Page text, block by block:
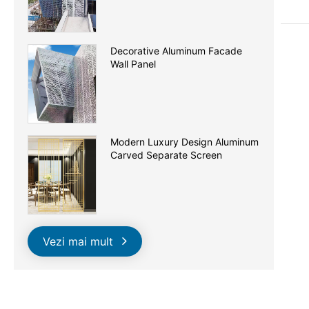
Decorative Aluminum Facade
Wall Panel
Modern Luxury Design Aluminum
Carved Separate Screen
Vezi mai mult